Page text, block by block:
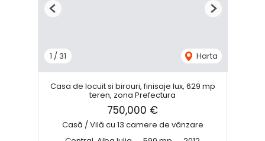
1 / 31 Harta
Previous Next
Casa de locuit si birouri, finisaje lux, 629 mp
teren, zona Prefectura
750,000 €
Casă / Vilă cu 13 camere de vânzare